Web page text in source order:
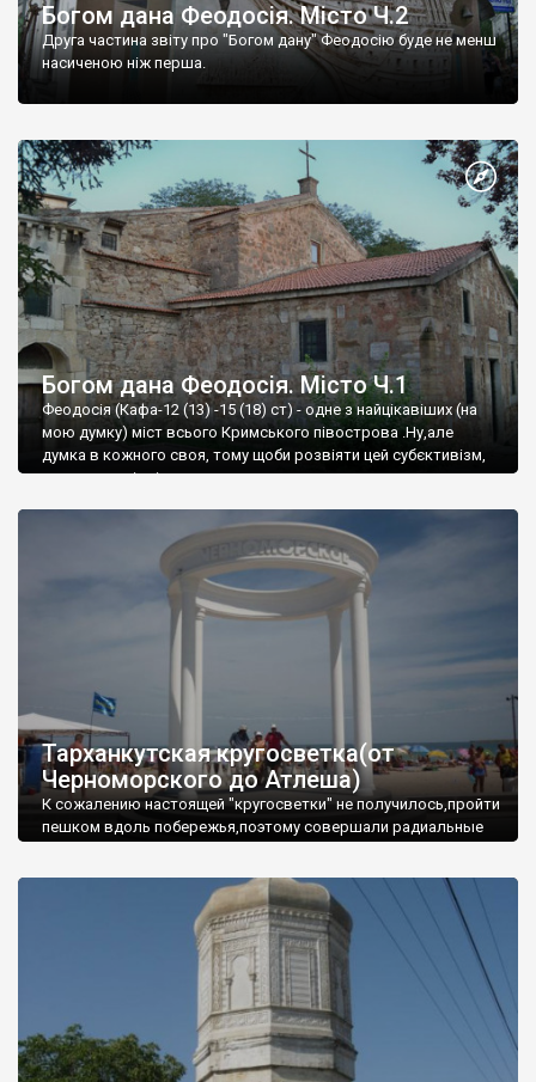
Богом дана Феодосія. Місто Ч.2
Друга частина звіту про "Богом дану" Феодосію буде не менш
насиченою ніж перша.
Богом дана Феодосія. Місто Ч.1
Феодосія (Кафа-12 (13) -15 (18) ст) - одне з найцікавіших (на
мою думку) міст всього Кримського півострова .Ну,але
думка в кожного своя, тому щоби розвіяти цей субєктивізм,
запрошую відвідати це
Тарханкутская кругосветка(от
Черноморского до Атлеша)
К сожалению настоящей "кругосветки" не получилось,пройти
пешком вдоль побережья,поэтому совершали радиальные